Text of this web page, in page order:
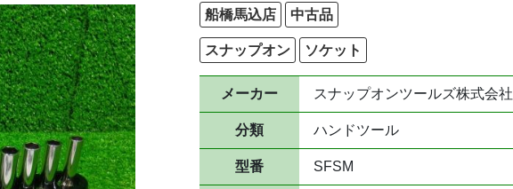
船橋馬込店 中古品
スナップオン ソケット
メーカー スナップオンツールズ株式会社
分類 ハンドツール
型番 SFSM